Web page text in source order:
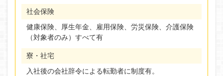
社会保険
健康保険、厚生年金、雇用保険、労災保険、介護保険
（対象者のみ）すべて有
寮・社宅
入社後の会社辞令による転勤者に制度有。